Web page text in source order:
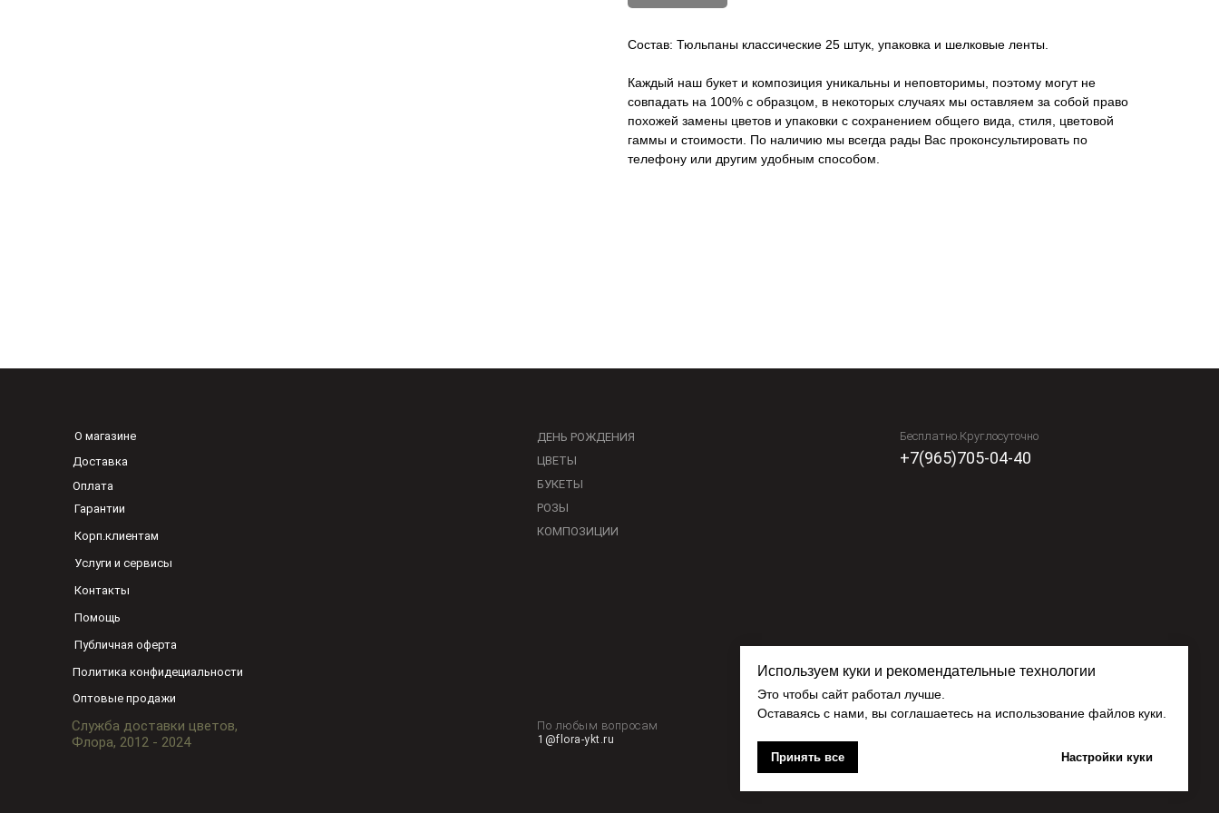
Используем куки и рекомендательные технологии
Это чтобы сайт работал лучше.
Оставаясь с нами, вы соглашаетесь на использование файлов куки.
Принять все Настройки куки
Состав: Тюльпаны классические 25 штук, упаковка и шелковые ленты.
Каждый наш букет и композиция уникальны и неповторимы, поэтому могут не
совпадать на 100% с образцом, в некоторых случаях мы оставляем за собой право
похожей замены цветов и упаковки с сохранением общего вида, стиля, цветовой
гаммы и стоимости. По наличию мы всегда рады Вас проконсультировать по
телефону или другим удобным способом.
Бесплатно.Круглосуточно
+7(965)705-04-40
Служба доставки цветов,
Флора, 2012 - 2024
По любым вопросам
1@flora-ykt.ru
О магазине
Оплата
Доставка
Гарантии
Корп.клиентам
Услуги и сервисы
Контакты
Помощь
Публичная оферта
Политика конфидециальности
ДЕНЬ РОЖДЕНИЯ
ЦВЕТЫ
БУКЕТЫ
РОЗЫ
КОМПОЗИЦИИ
Оптовые продажи